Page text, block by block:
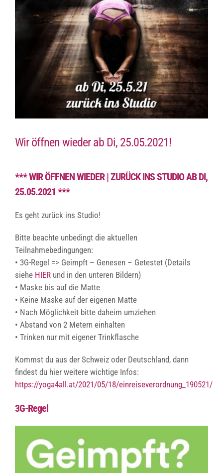
Wir öffnen wieder ab Di, 25.05.2021!
*** WIR ÖFFNEN WIEDER | ZURÜCK INS STUDIO AB DI,
25.05.2021 ***
Es geht zurück ins Studio!
Bitte beachte unbedingt die aktuellen
Teilnahmebedingungen:
• 3G-Regel => Geimpft – Genesen – Getestet (Details
siehe HIERund in den unteren Bildern)
• Maske bis auf die Matte
• Keine Maske auf der eigenen Matte
• Nach Möglichkeit bitte daheim umziehen
• Abstand von 2 Metern einhalten
• Trinken nur mit eigener Trinkflasche
Kommst du aus der Schweiz oder Deutschland, dann
findest du hier weitere wichtige Infos:
https://yoga4all.at/2021/05/18/einreiseverordnung_190521/
3G-Regel